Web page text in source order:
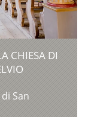
CHIESA DI
San